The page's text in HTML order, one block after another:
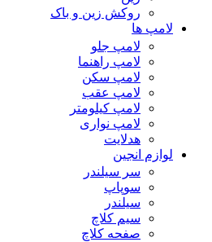
روکش زین و باک
لامپ ها
لامپ جلو
لامپ راهنما
لامپ سکن
لامپ عقب
لامپ کیلومتر
لامپ نواری
هدلایت
لوازم انجین
سر سیلندر
سوپاپ
سیلندر
سیم کلاچ
صفحه کلاچ